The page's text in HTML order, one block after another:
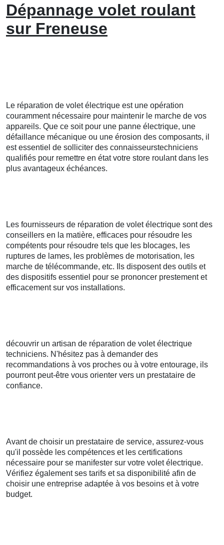
Dépannage volet roulant
sur Freneuse
Le réparation de volet électrique est une opération
couramment nécessaire pour maintenir le marche de vos
appareils. Que ce soit pour une panne électrique, une
défaillance mécanique ou une érosion des composants, il
est essentiel de solliciter des connaisseurstechniciens
qualifiés pour remettre en état votre store roulant dans les
plus avantageux échéances.
Les fournisseurs de réparation de volet électrique sont des
conseillers en la matière, efficaces pour résoudre les
compétents pour résoudre tels que les blocages, les
ruptures de lames, les problèmes de motorisation, les
marche de télécommande, etc. Ils disposent des outils et
des dispositifs essentiel pour se prononcer prestement et
efficacement sur vos installations.
découvrir un artisan de réparation de volet électrique
techniciens. N'hésitez pas à demander des
recommandations à vos proches ou à votre entourage, ils
pourront peut-être vous orienter vers un prestataire de
confiance.
Avant de choisir un prestataire de service, assurez-vous
qu'il possède les compétences et les certifications
nécessaire pour se manifester sur votre volet électrique.
Vérifiez également ses tarifs et sa disponibilité afin de
choisir une entreprise adaptée à vos besoins et à votre
budget.